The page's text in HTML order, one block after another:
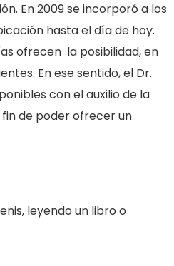
En 2009 se incorporó a los
hasta el día de hoy.
ofrecen la posibilidad, en
En ese sentido, el Dr.
con el auxilio de la
de poder ofrecer un
leyendo un libro o